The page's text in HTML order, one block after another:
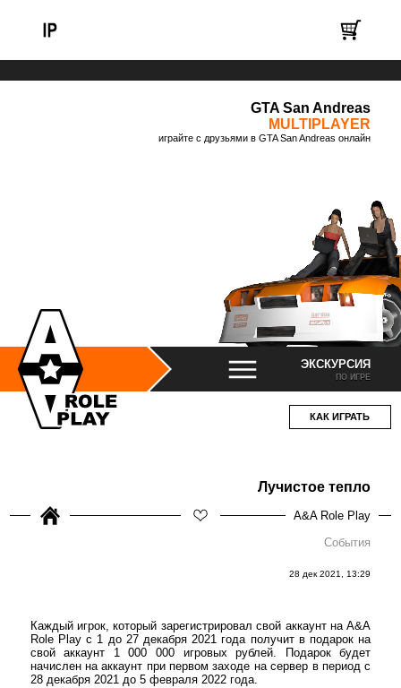
GTA San Andreas
MULTIPLAYER
играйте с друзьями в GTA San Andreas онлайн
ЭКСКУРСИЯ
ПО ИГРЕ
КАК ИГРАТЬ
Лучистое тепло
A&A Role Play
События
28 дек 2021, 13:29
Каждый игрок, который зарегистрировал свой аккаунт на A&A
Role Play с 1 до 27 декабря 2021 года получит в подарок на
свой аккаунт 1 000 000 игровых рублей. Подарок будет
начислен на аккаунт при первом заходе на сервер в период с
28 декабря 2021 до 5 февраля 2022 года.